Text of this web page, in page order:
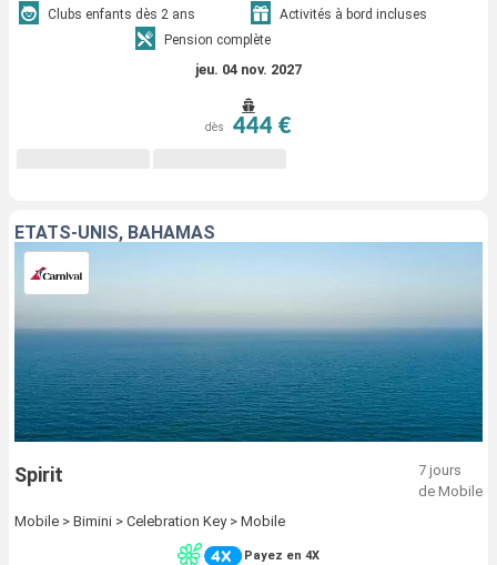
Clubs enfants dès 2 ans
Activités à bord incluses
Pension complète
jeu. 04 nov. 2027
dès 444 €
ÉTATS-UNIS, BAHAMAS
Spirit
7 jours
de Mobile
Mobile > Bimini > Celebration Key > Mobile
Payez en 4X